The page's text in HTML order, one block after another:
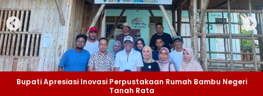
Bupati Apresiasi Inovasi Perpustakaan Rumah Bambu Negeri
Tanah Rata